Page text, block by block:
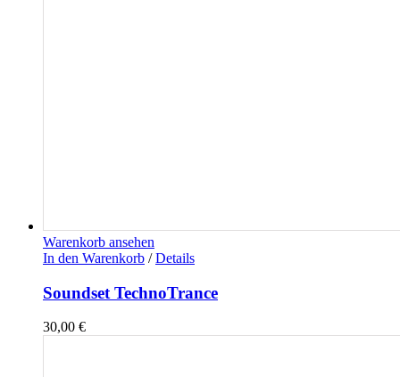
Warenkorb ansehen
In den Warenkorb / Details
Soundset TechnoTrance
30,00 €